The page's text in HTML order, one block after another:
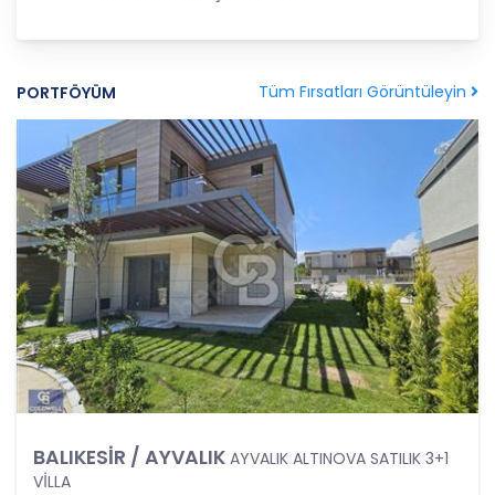
Şartlarından Bir veya Birkaçına Dayalı Olarak
Kişisel veriler kural olarak, KVK Kanunu’nun 5.
maddesinde belirtilen şartlardan bir veya
birkaçına uygun olarak işlenecek CB Gayrimenkul
Franchising Pazarlama ve Danışmanlık Hizmetleri
A.Ş. tarafından, Şirket iş birimlerinin yürütmekte
olduğu kişisel veri işleme faaliyetlerinin bu
şartlardan bir veya bir kaçına dayalı olarak
yürütülüp yürütülmediği tespit edilecek, bu
şartlardan bir veya bir kaçını sağlamayan kişisel
veri işleme faaliyetleri süreçlerde yer
almayacaktır. Kişisel veri işleme faaliyetlerinin
kişisel veri işleme şartlarından bir veya birkaçına
dayalı olarak yürütülmesinin sağlanmasının yanı
sıra tüm kişisel veri işleme faaliyetlerinde KVK
Kanunu’nun 4üncü maddesinde belirtilen ve
Politikanın III. bölümlerinde belirtilen tüm ilkelere
uygun hareket edilmesi ve söz konusu ilkeleri
içinde barındırması sağlanacaktır. Özel nitelikteki
PORTFÖYÜM Tüm Fırsatları Görüntüleyin
BALIKESİR / AYVALIK AYVALIK ALTINOVA SATILIK 3+1
VİLLA